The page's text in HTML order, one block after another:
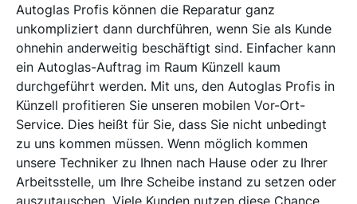
Autoglas Profis können die Reparatur ganz
unkompliziert dann durchführen, wenn Sie als Kunde
ohnehin anderweitig beschäftigt sind. Einfacher kann
ein Autoglas-Auftrag im Raum Künzell kaum
durchgeführt werden. Mit uns, den Autoglas Profis in
Künzell profitieren Sie unseren mobilen Vor-Ort-
Service. Dies heißt für Sie, dass Sie nicht unbedingt
zu uns kommen müssen. Wenn möglich kommen
unsere Techniker zu Ihnen nach Hause oder zu Ihrer
Arbeitsstelle, um Ihre Scheibe instand zu setzen oder